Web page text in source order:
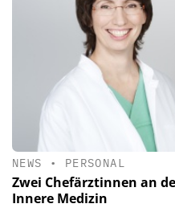
NEWS • PERSONAL
Zwei Chefärztinnen an
Innere Medizin